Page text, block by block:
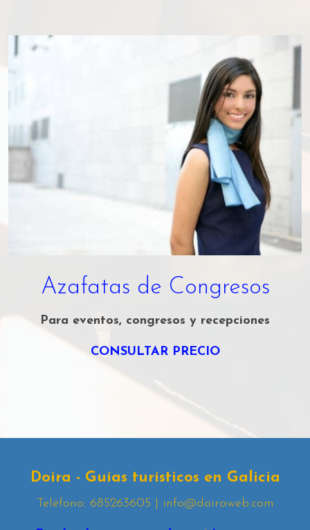
Azafatas de Congresos
Para eventos, congresos y recepciones
CONSULTAR PRECIO
Doira - Guías turísticos en Galicia
Teléfono: 685263605 | info@doiraweb.com